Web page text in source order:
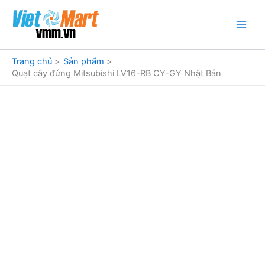
dung
Trang chủ
Sản phẩm
Quạt cây đứng Mitsubishi LV16-RB CY-GY Nhật Bản